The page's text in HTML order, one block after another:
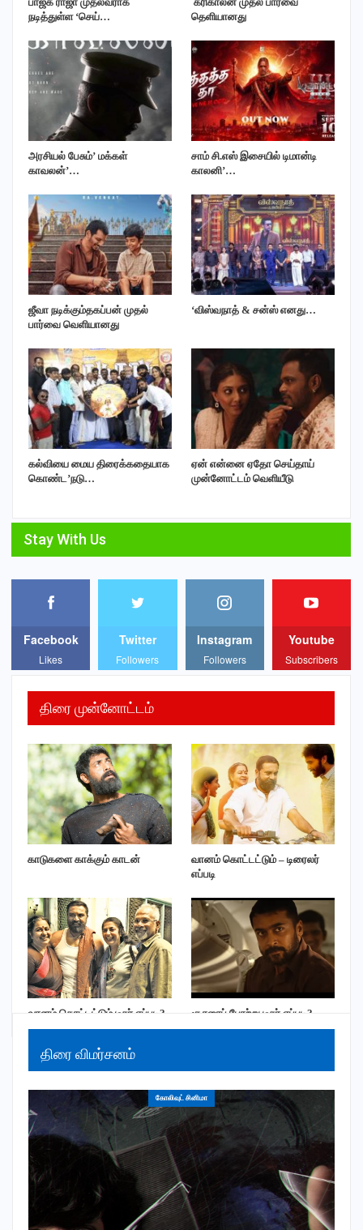
நடித்துள்ள ‘செய்…
தெளியானது
அரசியல் பேசும்’ மக்கள்
காவலன்’…
சாம் சி.எஸ் இசையில் டிமான்டி
காலனி’…
ஜீவா நடிக்கும்தகப்பன் முதல்
பார்வை வெளியானது
‘விஸ்வநாத் & சன்ஸ் எனது…
கல்வியை மைய திரைக்கதையாக
கொண்ட’நடு…
ஏன் என்னை ஏதோ செய்தாய்
முன்னோட்டம் வெளியீடு
Stay With Us
Facebook
Likes
Twitter
Followers
Instagram
Followers
Youtube
Subscribers
திரை முன்னோட்டம்
காடுகளை காக்கும் காடன்
வானம் கொட்டட்டும் – டிரைலர்
எப்படி
வானம் கொட்டட்டும் டீசர் எப்படி? சூரரைப் போற்று டீசர் எப்படி?
திரை விமர்சனம்
கோலிவுட் சினிமா